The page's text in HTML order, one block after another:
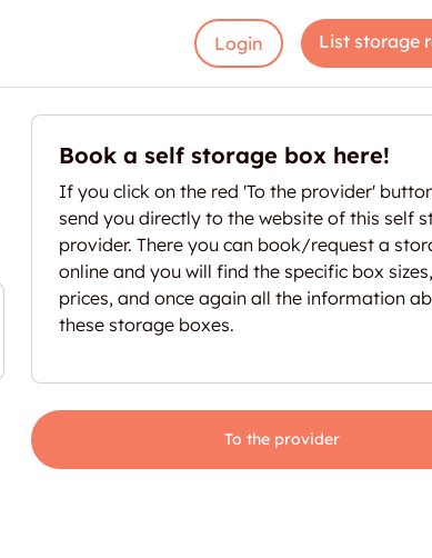
Login List storage
Book a self storage box here!
If you click on the red 'To the provider'
send you directly to the website of this self
provider. There you can book/request a
online and you will find the specific box
prices, and once again all the information
these storage boxes.
To the provider